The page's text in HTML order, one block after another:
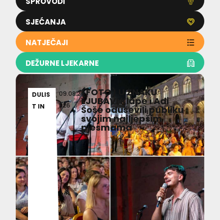
SJEĆANJA
NATJEČAJI
DEŽURNE LJEKARNE
DULIS
T IN
09.08.2
026
(FOTO) U ZNAKU
LJUBAVI Klape i Adi
Šoše oduševili publiku
svojim najljepšim
pjesmama